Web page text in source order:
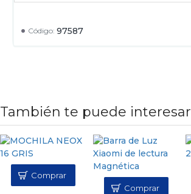
Código: 97587
También te puede interesar
Comprar
Comprar